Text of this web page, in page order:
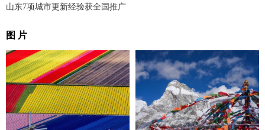
山东7项城市更新经验获全国推广
图 片